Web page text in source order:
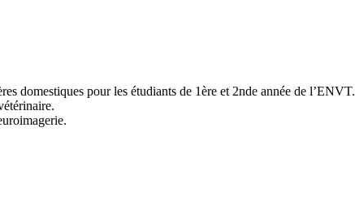
domestiques pour les étudiants de 1ère et 2nde année de l’ENVT.